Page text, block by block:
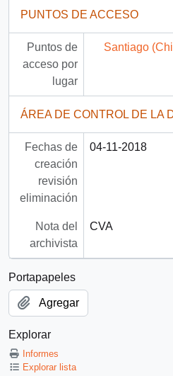
PUNTOS DE ACCESO
Puntos de
acceso por
lugar
Santiago
ÁREA DE CONTROL DE LA
Fechas de
creación
revisión
eliminación
04-11-2018
Nota del
archivista
CVA
Portapapeles
Agregar
Explorar
Informes
Explorar lista